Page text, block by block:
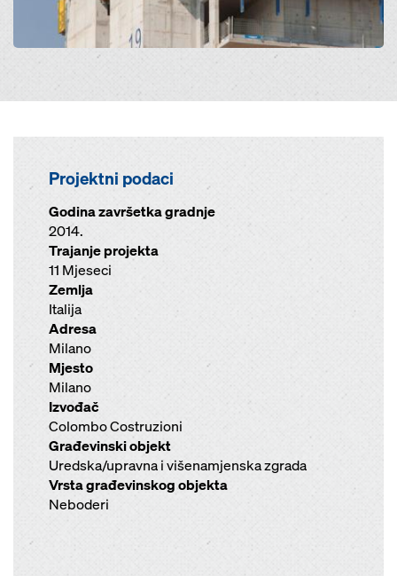
Projektni podaci
Godina završetka gradnje
2014.
Trajanje projekta
11 Mjeseci
Zemlja
Italija
Adresa
Milano
Mjesto
Milano
Izvođač
Colombo Costruzioni
Građevinski objekt
Uredska/upravna i višenamjenska zgrada
Vrsta građevinskog objekta
Neboderi